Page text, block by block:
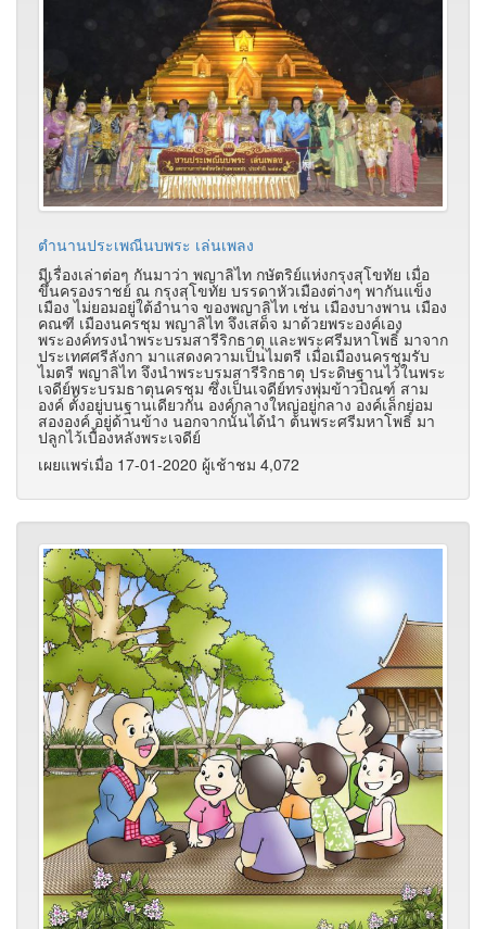
ตำนานประเพณีนบพระ เล่นเพลง
มีเรื่องเล่าต่อๆ กันมาว่า พญาลิไท กษัตริย์แห่งกรุงสุโขทัย เมื่อ
ขึ้นครองราชย์ ณ กรุงสุโขทัย บรรดาหัวเมืองต่างๆ พากันแข็ง
เมือง ไม่ยอมอยู่ใต้อำนาจ ของพญาลิไท เช่น เมืองบางพาน เมือง
คณฑี เมืองนครชุม พญาลิไท จึงเสด็จ มาด้วยพระองค์เอง
พระองค์ทรงนำพระบรมสารีริกธาตุ และพระศรีมหาโพธิ์ มาจาก
ประเทศศรีลังกา มาแสดงความเป็นไมตรี เมื่อเมืองนครชุมรับ
ไมตรี พญาลิไท จึงนำพระบรมสารีริกธาตุ ประดิษฐานไว้ในพระ
เจดีย์พระบรมธาตุนครชุม ซึ่งเป็นเจดีย์ทรงพุ่มข้าวบิณฑ์ สาม
องค์ ตั้งอยู่บนฐานเดียวกัน องค์กลางใหญ่อยู่กลาง องค์เล็กย่อม
สององค์ อยู่ด้านข้าง นอกจากนั้นได้นำ ต้นพระศรีมหาโพธิ์ มา
ปลูกไว้เบื้องหลังพระเจดีย์
เผยแพร่เมื่อ 17-01-2020 ผู้เช้าชม 4,072